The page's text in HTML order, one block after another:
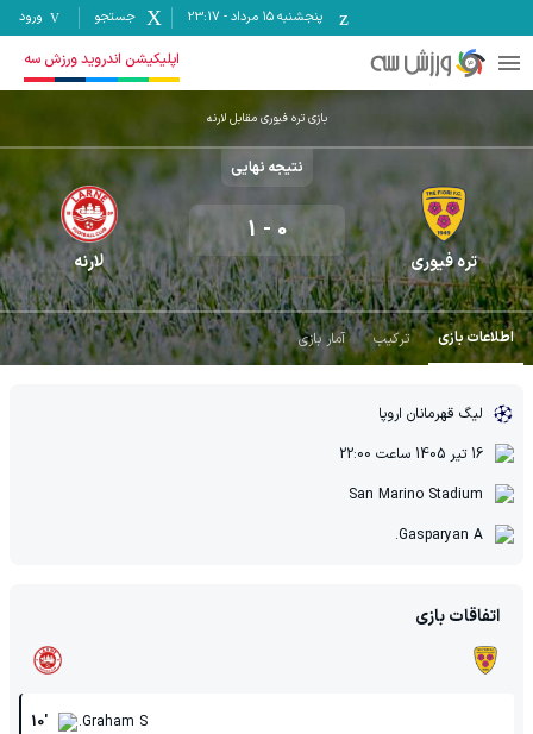
پنجشنبه ۱۵ مرداد -
23:17 جستجو ورود
اپلیکیشن اندروید ورزش سه
بازی تره فیوری مقابل لارنه
نتیجه نهایی
تره فیوری
0
-
1
لارنه
اطلاعات بازی ترکیب آمار بازی
لیگ قهرمانان اروپا
16 تیر 1405
ساعت 22:00
San Marino Stadium
Gasparyan A.
اتفاقات بازی
10' Graham S.